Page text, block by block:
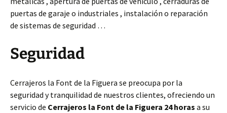
puertas de garaje o industriales , instalación o reparación
de sistemas de seguridad …
Seguridad
Cerrajeros la Font de la Figuera se preocupa por la
seguridad y tranquilidad de nuestros clientes, ofreciendo un
servicio de Cerrajeros la Font de la Figuera 24 horas a su